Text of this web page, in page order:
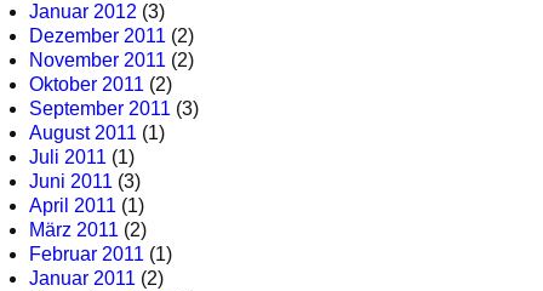
Januar 2012 (3)
Dezember 2011 (2)
November 2011 (2)
Oktober 2011 (2)
September 2011 (3)
August 2011 (1)
Juli 2011 (1)
Juni 2011 (3)
April 2011 (1)
März 2011 (2)
Februar 2011 (1)
Januar 2011 (2)